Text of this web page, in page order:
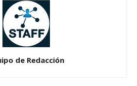
de Redacción